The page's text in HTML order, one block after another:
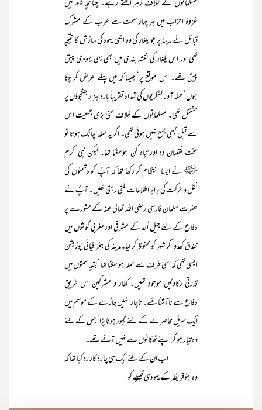
مسلمانوں کے خلاف زہر اگلتے رہے۔ چنانچہ ۵ھ میں
غزوۂ احزاب میں ہر چہار سمت سے عرب کے مشرک
قبائل نے مدینہ پر جو یلغار کی وہ انہی یہود کی سازش کا نتیجہ
تھی اور اس یلغار کی نقشہ بندی میں بھی یہی یہودی پیش
پیش تھے۔ اس موقع پر‘ جیسا کہ میں پہلے عرض کر چکا
ہوں‘ حملہ آور لشکریوں کی تعداد تقریباً بارہ ہزار جنگجوؤں پر
مشتمل تھی۔ مسلمانوں کے خلاف اتنی بڑی جمعیت اس
سے قبل کبھی جمع نہیں ہوئی تھی۔ اگر یہ حملہ اچانک ہوتا تو
سخت نقصان دہ اور تباہ کن ہوسکتا تھا۔ لیکن نبی اکرم
ﷺ نے ایسا انتظام کر رکھا تھا کہ آپؐ کو دشمنوں کی
نقل و حرکت کی برابر اطلاعات ملتی رہتی تھیں۔ آپؐ نے
حضرت سلمان فارسی رضی اللہ تعالٰی عنہ کے مشورے پر
دفاع کے لئے جبل اُحد کے مشرقی اور مغربی گوشوں میں
خندق کھدوا کر شہر کو محفوظ کر لیا۔مدینہ کی جغرافیائی پوزیشن
ایسی تھی کہ اسی طرف سے حملہ ہو سکتا تھا ‘بقیہ سمتوں میں
قدرتی رکاوٹیں موجود تھیں۔ کفار و مشرکین اس طریقِ
دفاع سے ناآشنا تھے۔ ناچار انہیں جاڑے کے موسم میں
ایک طویل محاصرے کے لئے مجبور ہونا پڑا‘ جس کے لئے
وہ تیار ہو کر اپنے ٹھکانوں سے نہیں آئے تھے۔
اب ان کے لئے ایک ہی چارۂ کار رہ گیا تھا کہ
وہ بنوقریظہ کے یہودی قبیلے کو